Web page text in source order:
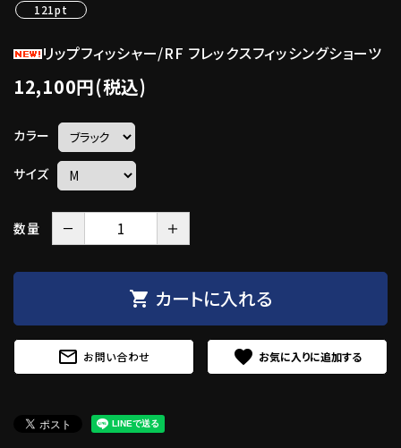
121pt
リップフィッシャー/RF フレックスフィッシングショーツ
12,100円(税込)
カラー
サイズ
数量 － ＋
shopping_cart カートに入れる
mail_outline お問い合わせ favorite